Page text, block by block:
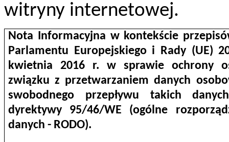
witryny internetowej.
Nota Informacyjna w kontekście
Parlamentu Europejskiego i Rady (UE)
kwietnia 2016 r. w sprawie ochrony
związku z przetwarzaniem danych
swobodnego przepływu takich
dyrektywy 95/46/WE (ogólne
danych - RODO).